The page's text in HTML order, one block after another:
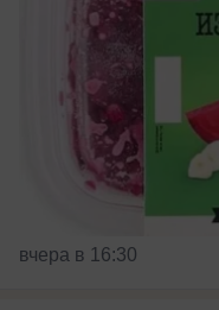
вчера в 16:30